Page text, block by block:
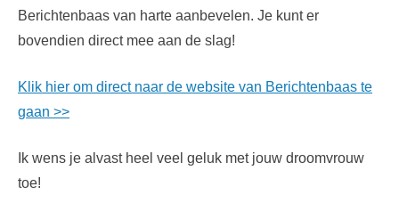
Berichtenbaas van harte aanbevelen. Je kunt er
bovendien direct mee aan de slag!
Klik hier om direct naar de website van Berichtenbaas te
gaan >>
Ik wens je alvast heel veel geluk met jouw droomvrouw
toe!